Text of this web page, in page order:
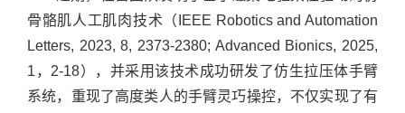
骨骼肌人工肌肉技术（IEEE Robotics and Automation
Letters, 2023, 8, 2373-2380; Advanced Bionics, 2025,
1，2-18），并采用该技术成功研发了仿生拉压体手臂
系统，重现了高度类人的手臂灵巧操控，不仅实现了有